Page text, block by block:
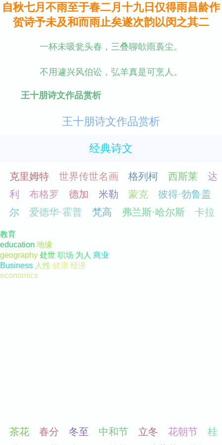
自秋七月不雨至于春二月十九日仅得雨昌龄作
贺诗予未及和而雨止矣遂次韵以闵之其二
一杯未吸瓮头春，三叠聊欹雨裛尘。
不用遽兴风伯讼，弘羊真是可烹人。
王十朋诗文作品赏析
王十朋诗文作品赏析
经典诗文